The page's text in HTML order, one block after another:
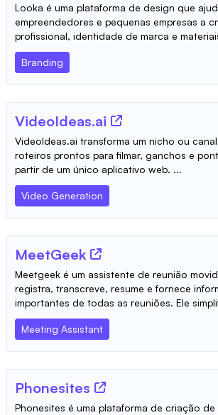
Looka é uma plataforma de design que
empreendedores e pequenas empresas a
profissional, identidade de marca e
Branding
VideoIdeas.ai
VideoIdeas.ai transforma um nicho ou canal
roteiros prontos para filmar, ganchos e
partir de um único aplicativo web. ...
Video Generation
MeetGeek
Meetgeek é um assistente de reunião
registra, transcreve, resume e fornece
importantes de todas as reuniões. Ele
Meeting Assistant
Phonesites
Phonesites é uma plataforma de criação